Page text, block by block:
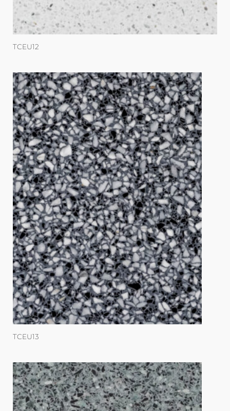
TCEU12
TCEU13